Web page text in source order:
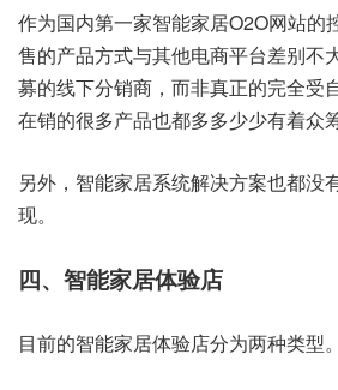
作为国内第一家智能家居O2O网站的
售的产品方式与其他电商平台差别不
募的线下分销商，而非真正的完全受
在销的很多产品也都多多少少有着众
另外，智能家居系统解决方案也都没
现。
四、智能家居体验店
目前的智能家居体验店分为两种类型。